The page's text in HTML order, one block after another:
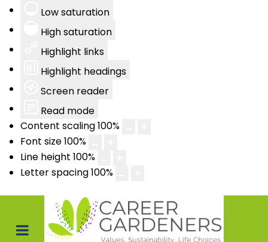
Low saturation
High saturation
Highlight links
Highlight headings
Screen reader
Read mode
Content scaling100%
Font size100%
Line height 100%
Letter spacing100%